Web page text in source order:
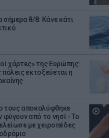
σήμερα 8/8: Κάνε κάτι
χάρτες» της Ευρώπης:
πόλεις εκτοξεύεται η
τους αποκαλύφθηκε
φύγουν από το νησί - Το
με χειροπέδες